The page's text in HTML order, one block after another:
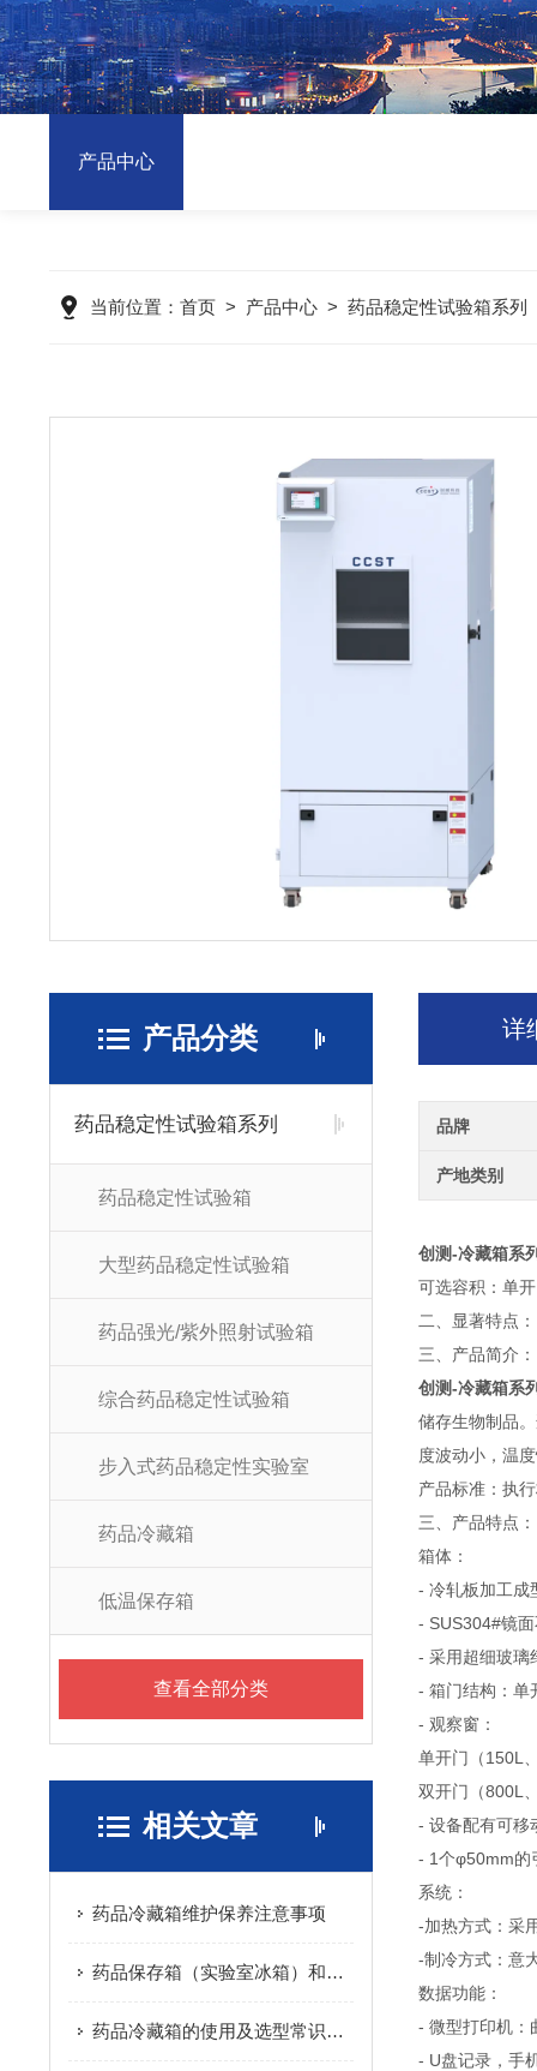
产品中心
当前位置： 首页> 产品中心> 药品稳定性试验箱系列
产品分类
药品稳定性试验箱系列
药品稳定性试验箱
大型药品稳定性试验箱
药品强光/紫外照射试验箱
综合药品稳定性试验箱
步入式药品稳定性实验室
药品冷藏箱
低温保存箱
查看全部分类
相关文章
药品冷藏箱维护保养注意事项
药品保存箱（实验室冰箱）和家用冰箱的区别
药品冷藏箱的使用及选型常识解析
详
品牌
产地类别
创测-冷藏箱系
可选容积：单
二、显著特点
三、产品简介：
创测-冷藏箱系
储存生物制品
度波动小，温
产品标准：执
三、产品特点：
箱体：
- 冷轧板加工成
- SUS304#镜
- 采用超细玻璃
- 箱门结构：单
- 观察窗：
单开门（150L
双开门（800L
- 设备配有可移
- 1个φ50mm的
系统：
-加热方式：采
-制冷方式：意
数据功能：
- 微型打印机：
- U盘记录，手